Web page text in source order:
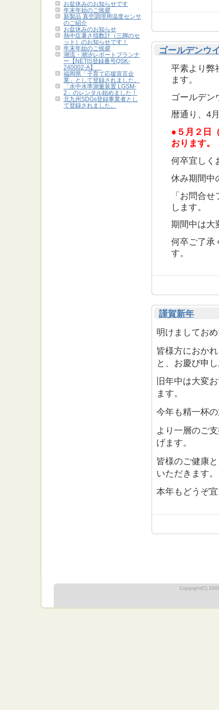
ゴールデンウ
平素より弊
ます。
ゴールデン
暦通り、 4
●５ 月２日
おります。
何卒宜しく
休み期間中
「お問合
します。
期間中は大
何卒ご了承
す。
謹賀新年
明けましてお
皆様方におか
と、お慶び申
旧年中は大変
ます。
今年も精一杯
より一層のご
げます。
皆様のご健康
いただきます。
本年もどうぞ
お盆休みのお知らせです
年末年始のご挨拶
新製品 真空調理用温度センサ
のご紹介
お盆休みのお知らせ
熱中症暑さ指数計（三脚のセ
ット）のお知らせです！
年末年始のご挨拶
潮流・潮汐レポートプランナ
ー【NETIS登録番号QSK-
240002-A】
福岡県「子育て応援宣言企
業」として登録されました。
「水中水準測量装置 LGSM-
2」のレンタル始めました！
北九州SDGs登録事業者とし
て登録されました。
Copyright(C)